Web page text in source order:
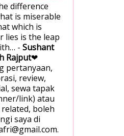
difference
is miserable
which is
lies is the leap
- Sushant
Rajput❤
pertanyaan,
review,
sewa tapak
link) atau
boleh
saya di